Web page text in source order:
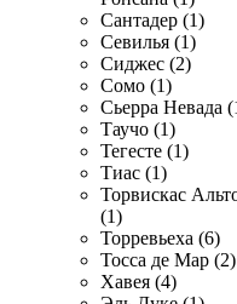
Сантадер (1)
Севилья (1)
Сиджес (2)
Сомо (1)
Сьерра Невада
Таучо (1)
Тегесте (1)
Тиас (1)
Торвискас
(1)
Торревьеха (6)
Тосса де Мар (2)
Хавея (4)